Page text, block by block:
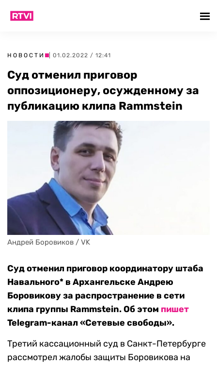
НОВОСТИ | 01.02.2022 / 12:41
Суд отменил приговор
оппозиционеру, осужденному за
публикацию клипа Rammstein
Андрей Боровиков / VK
Суд отменил приговор координатору штаба
Навального* в Архангельске Андрею
Боровикову за распространение в сети
клипа группы Rammstein. Об этом пишет
Telegram-канал «Сетевые свободы».
Третий кассационный суд в Санкт-Петербурге
рассмотрел жалобы защиты Боровикова на